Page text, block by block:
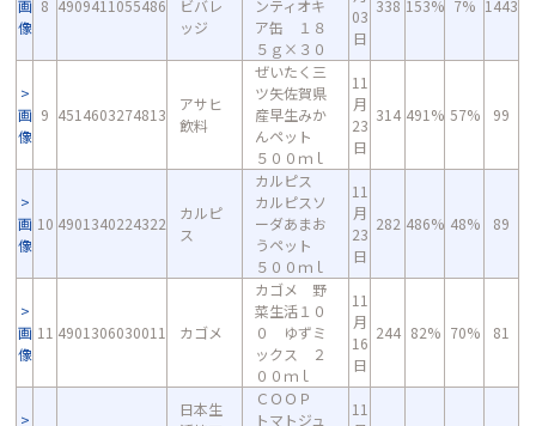
画
像
8 4909411055486
ビバレ
ッジ
ンティオキ
ア缶 １８
５ｇ×３０
03
日
338 153% 7% 1443
画
像
9 4514603274813
アサヒ
飲料
ぜいたく三
ツ矢佐賀県
産早生みか
んペット
５００ｍｌ
11
月
23
日
314 491% 57% 99
画
像
10 4901340224322
カルピ
ス
カルピス
カルピスソ
ーダあまお
うペット
５００ｍｌ
11
月
23
日
282 486% 48% 89
画
像
11 4901306030011 カゴメ
カゴメ 野
菜生活１０
０ ゆずミ
ックス ２
００ｍｌ
11
月
16
日
244 82% 70% 81
日本生
ＣＯＯＰ
トマトジュ
11